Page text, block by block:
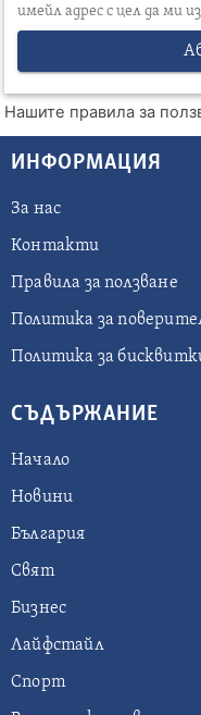
имейл адрес с цел да ми
Нашите правила за
ИНФОРМАЦИЯ
За нас
Контакти
Правила за ползване
Политика за
Политика за
СЪДЪРЖАНИЕ
Начало
Новини
България
Свят
Бизнес
Лайфстайл
Спорт